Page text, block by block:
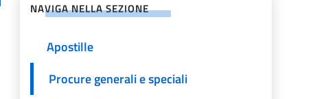
NAVIGA NELLA SEZIONE
Apostille
Procure generali e speciali